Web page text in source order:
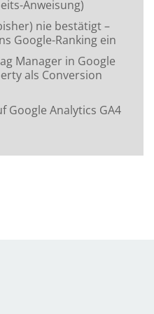
Anweisung)
nie bestätigt –
Google-Ranking ein
Manager in Google
als Conversion
Google Analytics GA4